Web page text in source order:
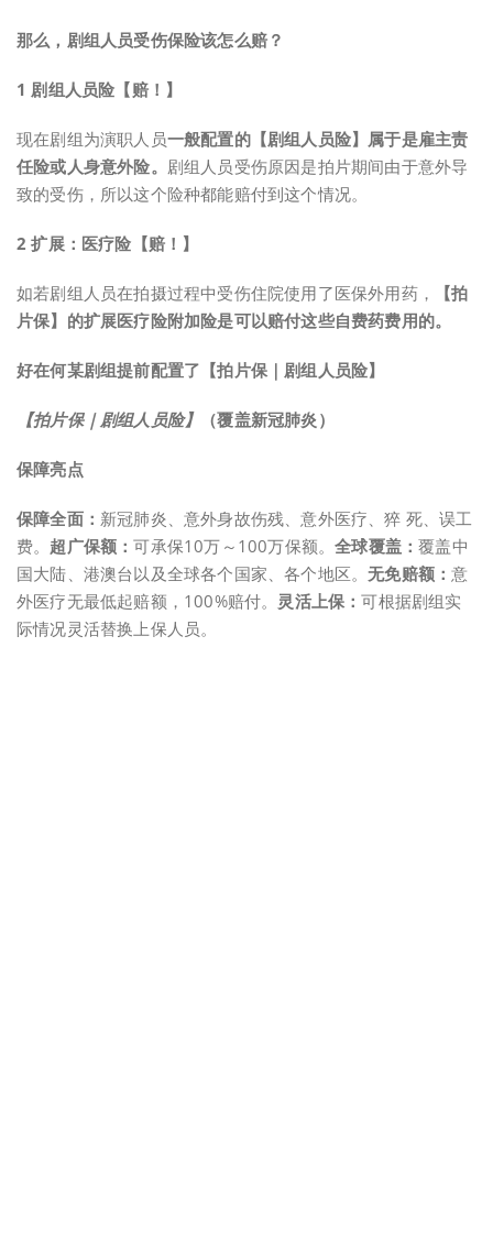
那么，剧组人员受伤保险该怎么赔？
1 剧组人员险 【赔！ 】
现在剧组为演职人员一般配置的【剧组人员险】属于是雇主责
任险或人身意外险。 剧组人员受伤原因是拍片期间由于意外导
致的受伤，所以这个险种都能赔付到这个情况。
2 扩展：医疗险 【赔！】
如若剧组人员在拍摄过程中受伤住院使用了医保外用药，
【拍
片保】的扩展医疗险附加险是可以赔付这些自费药费用的。
好在何某剧组提前配置了【拍片保｜剧组人员险】
【拍片保｜剧组人员险】 （覆盖新冠肺炎）
保障亮点
保障全面： 新冠肺炎、意外身故伤残、意外医疗、猝 死、误工
费。 超广保额：可承保10万～100万保额。全球覆盖：覆盖中
国大陆、港澳台以及全球各个国家、各个地区。无免赔额：意
外医疗无最低起赔额，100%赔付。 灵活上保：可根据剧组实
际情况灵活替换上保人员。